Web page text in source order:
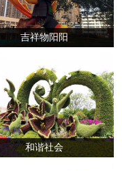
吉祥物阳阳
和谐社会